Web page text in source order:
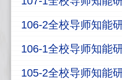
106-2全校导师知能
106-1全校导师知能
105-2全校导师知能